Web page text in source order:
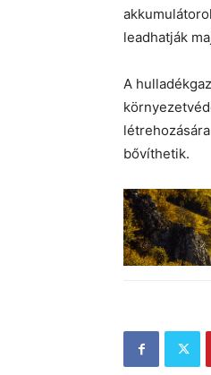
leadhatják
A
bővíthetik.